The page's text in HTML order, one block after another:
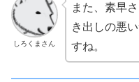
しろくまさん
また、素早
き出しの悪
すね。